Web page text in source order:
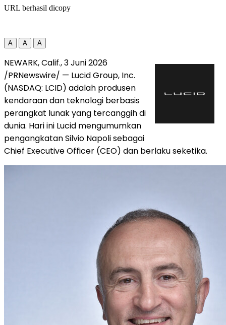
URL berhasil dicopy
A A A
NEWARK, Calif.,3 Juni 2026
/PRNewswire/ — Lucid Group, Inc.
(NASDAQ: LCID) adalah produsen
kendaraan dan teknologi berbasis
perangkat lunak yang tercanggih di
dunia. Hari ini Lucid mengumumkan
pengangkatan Silvio Napoli sebagai
Chief Executive Officer (CEO) dan berlaku seketika.